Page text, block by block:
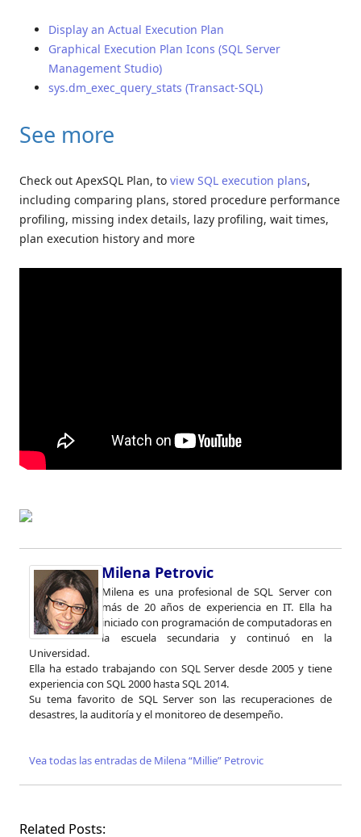
Display an Actual Execution Plan
Graphical Execution Plan Icons (SQL Server
Management Studio)
sys.dm_exec_query_stats (Transact-SQL)
See more
Check out ApexSQL Plan, to view SQL execution plans,
including comparing plans, stored procedure performance
profiling, missing index details, lazy profiling, wait times,
plan execution history and more
Milena Petrovic
Milena es una profesional de SQL Server con
más de 20 años de experiencia en IT. Ella ha
iniciado con programación de computadoras en
la escuela secundaria y continuó en la
Universidad.
Ella ha estado trabajando con SQL Server desde 2005 y tiene
experiencia con SQL 2000 hasta SQL 2014.
Su tema favorito de SQL Server son las recuperaciones de
desastres, la auditoría y el monitoreo de desempeño.
Vea todas las entradas de Milena “Millie” Petrovic
Related Posts: